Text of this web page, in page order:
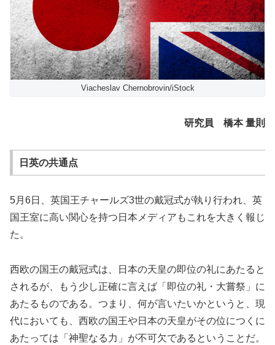
Viacheslav Chernobrovin/iStock
研究員 橋本 量則
日英の共通点
5月6日、英国王チャールズ3世の戴冠式が執り行われ、英
国王室に高い関心を持つ日本メディアもこれを大きく報じ
た。
西欧の国王の戴冠式は、日本の天皇の即位の礼にあたると
されるが、もう少し正確に言えば「即位の礼・大嘗祭」に
あたるものである。つまり、何が言いたいかというと、現
代においても、西欧の国王や日本の天皇がその位につくに
あたっては「神聖なる力」が不可欠であるということだ。